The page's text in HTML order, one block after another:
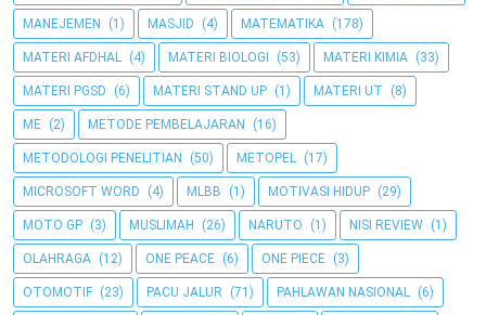
MANEJEMEN (1) MASJID (4) MATEMATIKA (178)
MATERI AFDHAL (4) MATERI BIOLOGI (53) MATERI KIMIA (33)
MATERI PGSD (6) MATERI STAND UP (1) MATERI UT (8)
ME (2) METODE PEMBELAJARAN (16)
METODOLOGI PENELITIAN (50) METOPEL (17)
MICROSOFT WORD (4) MLBB (1) MOTIVASI HIDUP (29)
MOTO GP (3) MUSLIMAH (26) NARUTO (1) NISI REVIEW (1)
OLAHRAGA (12) ONE PEACE (6) ONE PIECE (3)
OTOMOTIF (23) PACU JALUR (71) PAHLAWAN NASIONAL (6)